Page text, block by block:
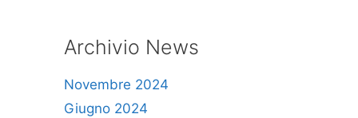
Archivio News
Novembre 2024
Giugno 2024